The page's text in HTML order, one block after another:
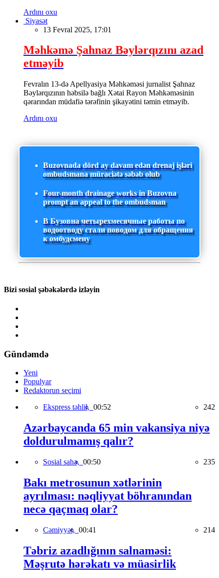
Ardını oxu
Siyasət
13 Fevral 2025, 17:01
Məhkəmə Şahnaz Bəylərqızını azad
etməyib
Fevralın 13-də Apellyasiya Məhkəməsi jurnalist Şahnaz
Bəylərqızının həbsilə bağlı Xətai Rayon Məhkəməsinin
qərarından müdafiə tərəfinin şikayətini təmin etməyib.
Ardını oxu
Buzovnada dörd ay davam edən drenaj işləri
ombudsmana müraciətə səbəb olub
Four-month drainage works in Buzovna
prompt an appeal to the ombudsman
В Бузовна четырехмесячные работы по
водоотводу стали поводом для обращения
к омбудсмену
Bizi sosial şəbəkələrdə izləyin
Gündəmdə
Yeni
Populyar
Redaktorun seçimi
Ekspress təhlil, 00:52 242
Azərbaycanda 65 min vakansiya niyə
doldurulmamış qalır?
Sosial sahə, 00:50 235
Bakı metrosunun xətlərinin
ayrılması: nəqliyyat böhranından
necə qaçmaq olar?
Cəmiyyət, 00:41 214
Təbriz azadlığının salnaməsi:
Məşrutə hərəkatı və müasirlik